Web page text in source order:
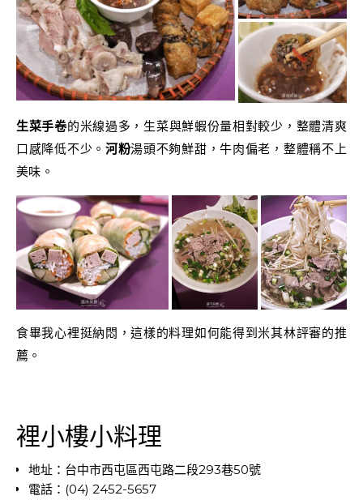
生菜手卷的米線過多，生菜與鮮蝦份量相對較少，整體清爽
口感降低不少。 河粉湯頭不夠鮮甜，牛肉偏老，整體稱不上
美味。
食畢我心裡挺納悶，這樣的料理如何能得到米其林評審的推
薦。
裡小樓小料理
地址：台中市西屯區西屯路二段293巷50號
電話：(04) 2452-5657